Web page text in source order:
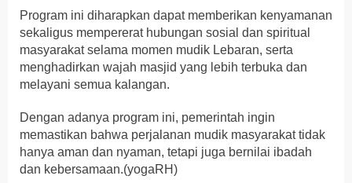
Program ini diharapkan dapat memberikan kenyamanan
sekaligus mempererat hubungan sosial dan spiritual
masyarakat selama momen mudik Lebaran, serta
menghadirkan wajah masjid yang lebih terbuka dan
melayani semua kalangan.
Dengan adanya program ini, pemerintah ingin
memastikan bahwa perjalanan mudik masyarakat tidak
hanya aman dan nyaman, tetapi juga bernilai ibadah
dan kebersamaan.(yogaRH)